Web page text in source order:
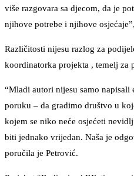
više razgovara sa djecom, da je
njihove potrebe i njihove
Različitosti nijesu razlog za
koordinatorka projekta , temelj za
“Mladi autori nijesu samo napisali
poruku – da gradimo društvo u
kojem se niko neće osjećeti
biti jednako vrijedan. Naša je
poručila je Petrović.